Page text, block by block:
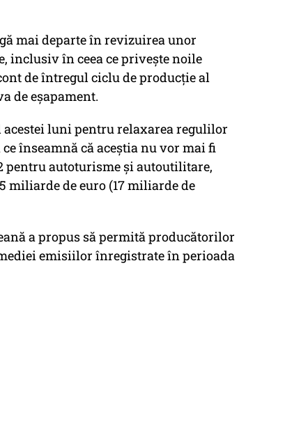
mai departe în revizuirea unor
inclusiv în ceea ce privește noile
de întregul ciclu de producție al
de eșapament.
luni pentru relaxarea regulilor
înseamnă că aceștia nu vor mai fi
pentru autoturisme și autoutilitare,
miliarde de euro (17 miliarde de
a propus să permită producătorilor
emisiilor înregistrate în perioada